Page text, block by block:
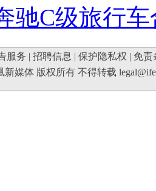
驰C级旅行
服务 | 招聘信息 | 保护隐私权 | 免责
新媒体 版权所有 不得转载